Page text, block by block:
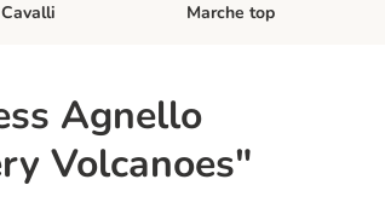
Menù Categoria: Acquariologia
Cavalli Apri Menù Categoria: Cavalli
Marche top
Agnello
Volcanoes"